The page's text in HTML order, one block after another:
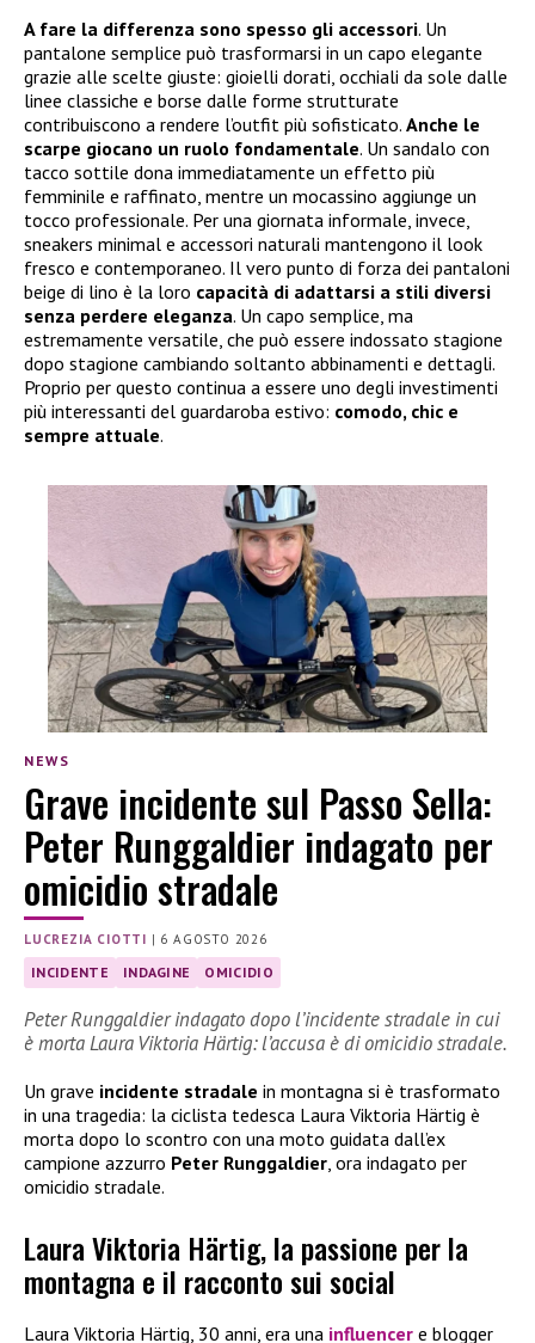
A fare la differenza sono spesso gli accessori. Un
pantalone semplice può trasformarsi in un capo elegante
grazie alle scelte giuste: gioielli dorati, occhiali da sole dalle
linee classiche e borse dalle forme strutturate
contribuiscono a rendere l’outfit più sofisticato. Anche le
scarpe giocano un ruolo fondamentale. Un sandalo con
tacco sottile dona immediatamente un effetto più
femminile e raffinato, mentre un mocassino aggiunge un
tocco professionale. Per una giornata informale, invece,
sneakers minimal e accessori naturali mantengono il look
fresco e contemporaneo. Il vero punto di forza dei pantaloni
beige di lino è la loro capacità di adattarsi a stili diversi
senza perdere eleganza. Un capo semplice, ma
estremamente versatile, che può essere indossato stagione
dopo stagione cambiando soltanto abbinamenti e dettagli.
Proprio per questo continua a essere uno degli investimenti
più interessanti del guardaroba estivo: comodo, chic e
sempre attuale.
NEWS
Grave incidente sul Passo Sella:
Peter Runggaldier indagato per
omicidio stradale
LUCREZIA CIOTTI | 6 AGOSTO 2026
INCIDENTE INDAGINE OMICIDIO
Peter Runggaldier indagato dopo l’incidente stradale in cui
è morta Laura Viktoria Härtig: l’accusa è di omicidio stradale.
Un grave incidente stradale in montagna si è trasformato
in una tragedia: la ciclista tedesca Laura Viktoria Härtig è
morta dopo lo scontro con una moto guidata dall’ex
campione azzurro Peter Runggaldier, ora indagato per
omicidio stradale.
Laura Viktoria Härtig, la passione per la
montagna e il racconto sui social
Laura Viktoria Härtig, 30 anni, era una influencer e blogger